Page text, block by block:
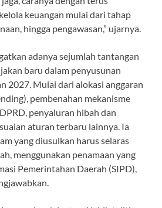
keuangan mulai dari tahap
hingga pengawasan,” ujarnya.
adanya sejumlah tantangan
baru dalam penyusunan
2027. Mulai dari alokasi anggaran
pembenahan mekanisme
penyaluran hibah dan
aturan terbaru lainnya. Ia
yang diusulkan harus selaras
menggunakan penamaan yang
Pemerintahan Daerah (SIPD),